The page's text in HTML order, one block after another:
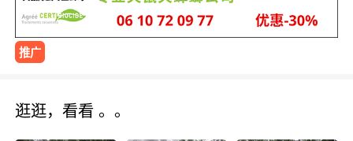
推广
逛逛，看看 。。